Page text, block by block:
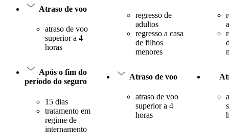
Atraso de voo
atraso de voo
superior a 4
horas
Após o fim do
período do seguro
15 dias
tratamento em
regime de
internamento
regresso de
adultos
regresso a casa
de filhos
menores
Atraso de voo
atraso de voo
superior a 4
horas